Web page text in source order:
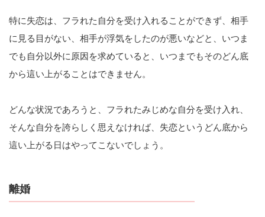
特に失恋は、フラれた自分を受け入れることができず、相手
に見る目がない、相手が浮気をしたのが悪いなどと、いつま
でも自分以外に原因を求めていると、いつまでもそのどん底
から這い上がることはできません。
どんな状況であろうと、フラれたみじめな自分を受け入れ、
そんな自分を誇らしく思えなければ、失恋というどん底から
這い上がる日はやってこないでしょう。
離婚